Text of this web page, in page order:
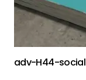
adv-H44-social